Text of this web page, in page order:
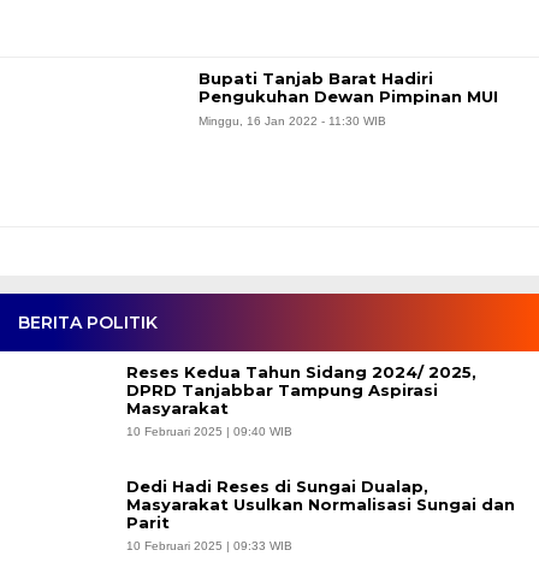
BERITA POLITIK
Reses Kedua Tahun Sidang 2024/ 2025,
DPRD Tanjabbar Tampung Aspirasi
Masyarakat
10 Februari 2025 | 09:40 WIB
Dedi Hadi Reses di Sungai Dualap,
Masyarakat Usulkan Normalisasi Sungai dan
Parit
10 Februari 2025 | 09:33 WIB
Bupati Tanjab Barat Hadiri
Pengukuhan Dewan Pimpinan MUI
Minggu, 16 Jan 2022 - 11:30 WIB